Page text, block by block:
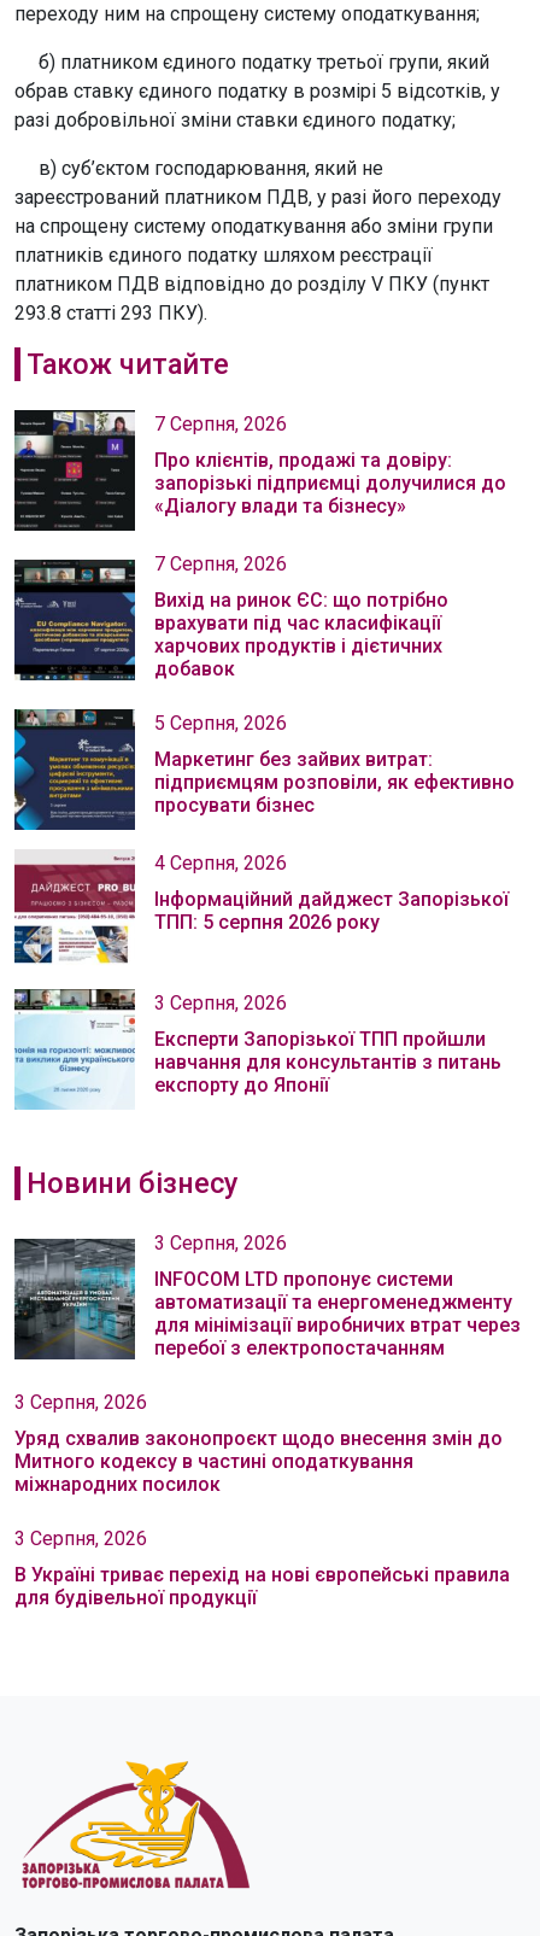
переходу ним на спрощену систему оподаткування;
б) платником єдиного податку третьої групи, який
обрав ставку єдиного податку в розмірі 5 відсотків, у
разі добровільної зміни ставки єдиного податку;
в) суб’єктом господарювання, який не
зареєстрований платником ПДВ, у разі його переходу
на спрощену систему оподаткування або зміни групи
платників єдиного податку шляхом реєстрації
платником ПДВ відповідно до розділу V ПКУ (пункт
293.8 статті 293 ПКУ).
Також читайте
7 Серпня, 2026
Про клієнтів, продажі та довіру:
запорізькі підприємці долучилися до
«Діалогу влади та бізнесу»
7 Серпня, 2026
Вихід на ринок ЄС: що потрібно
врахувати під час класифікації
харчових продуктів і дієтичних
добавок
5 Серпня, 2026
Маркетинг без зайвих витрат:
підприємцям розповіли, як ефективно
просувати бізнес
4 Серпня, 2026
Інформаційний дайджест Запорізької
ТПП: 5 серпня 2026 року
3 Серпня, 2026
Експерти Запорізької ТПП пройшли
навчання для консультантів з питань
експорту до Японії
Новини бізнесу
3 Серпня, 2026
INFOCOM LTD пропонує системи
автоматизації та енергоменеджменту
для мінімізації виробничих втрат через
перебої з електропостачанням
3 Серпня, 2026
Уряд схвалив законопроєкт щодо внесення змін до
Митного кодексу в частині оподаткування
міжнародних посилок
3 Серпня, 2026
В Україні триває перехід на нові європейські правила
для будівельної продукції